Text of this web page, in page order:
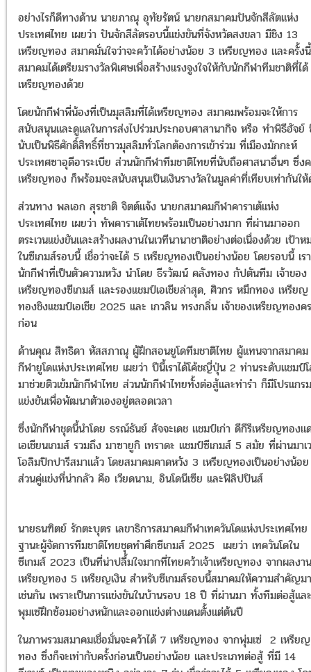
อย่างไรก็ดีทางด้าน นายภาณุ อุทัยรัตน์ นายกสมาคมปันจักสีลัตแห่ง
ประเทศไทย เผยว่า ปันจักสีลัตรอบนี้แข่งขันที่จังหวัดสงขลา มีชิง 13
เหรียญทอง สมาคมั่นใจว่าจะคว้าได้อย่างน้อย 3 เหรียญทอง และครั้งนี้
สมาคมได้เตรียมรางวัลพิเศษเพื่อสร้างแรงจูงใจให้กับนักกีฬาทีมชาติที่ได้
เหรียญทองด้วย
โดยนักกีฬาพี่น้องที่เป็นมุสลิมที่ได้เหรียญทอง สมาคมพร้อมจะให้การ
สนับสนุนและดูแลในการส่งไปร่วมประกอบศาสานากิจ หรือ ทำพิธีฮัจย์
นับเป็นพิธีศักดิ์สิทธิ์ที่ชาวมุสลิมทั่วโลกต้องการเข้าร่วม ที่เมืองมักกะห์
ประเทศซาอุดีอาระเบีย ส่วนนักกีฬาทีมชาติไทยที่นับถือศาสนาอื่นๆ ซึ่ง
เหรียญทอง ก็พร้อมจะสนับสนุนเป็นเงินรางวัลในมูลค่าที่เทียบเท่ากันใ
ส่วนทาง พลเอก สุรชาติ จิตต์แจ้ง นายกสมาคมกีฬาคาราเต้แห่ง
ประเทศไทย เผยว่า ทัพคาราเต้ไทยพร้อมเป็นอย่างมาก ที่ผ่านมาออก
ตระเวนแข่งขันและสร้างผลงานในเวทีนานาชาติอย่างต่อเนื่องด้วย เป้าห
ในซีเกมส์รอบนี้ เชื่อว่าจะได้ 5 เหรียญทองเป็นอย่างน้อย โดยรอบนี้ เร
นักกีฬาที่เป็นตัวความหวัง นำโดย ธีรวัฒน์ คลังทอง กัปตันทีม เจ้าขอ
เหรียญทองซีเกมส์ และรองแชมป์เอเชียล่าสุด, ศิวกร หมึกทอง เหรียญ
ทองชิงแชมป์เอเชีย 2025 และ เกวลิน ทรงกลิ่น เจ้าของเหรียญทองค
ก่อน
ด้านคุณ สิทธิดา หัสสภาณุ ผู้ฝึกสอนยูโดทีมชาติไทย ผู้แทนจากสมาคม
กีฬายูโดแห่งประเทศไทย เผยว่า ปีนี้เราได้โค้ชญี่ปุ่น 2 ท่านระดับแชมป์
มาช่วยติวเข้มนักกีฬาไทย ส่วนนักกีฬาไทยทั้งต่อสู้และท่ารำ ก็มีโปรแกรม
แข่งขันเพื่อพัฒนาตัวเองอยู่ตลอดเวลา
ซึ่งนักกีฬาชุดนี้นำโดย ธรณ์ธันย์ สัจจะเดช แชมป์เก่า ดีกีรีเหรียญทองแ
เอเชียนเกมส์ รวมถึง มาซายูกิ เทราดะ แชมป์ซีเกมส์ 5 สมัย ที่ผ่านมาเ
โอลิมปิกปารีสมาแล้ว โดยสมาคมคาดหวัง 3 เหรียญทองเป็นอย่างน้อย
ส่วนคู่แข่งที่น่ากลัว คือ เวียดนาม, อินโดนีเซีย และฟิลิปปินส์
นายธนฑิตย์ รักตะบุตร เลขาธิการสมาคมกีฬาเทควันโดแห่งประเทศไท
ฐานะผู้จัดการทีมชาติไทยชุดทำศึกซีเกมส์ ​2025 เผยว่า เทควันโดใน
ซีเกมส์ 2023 เป็นที่น่าปลื้มใจมากที่ไทยคว้าเจ้าเหรียญทอง จากผลงา
เหรียญทอง 5 เหรียญเงิน สำหรับซีเกมส์รอบนี้สมาคมให้ความสำคัญม
เช่นกัน เพราะเป็นการแข่งขันในบ้านรอบ 18 ปี ที่ผ่านมา ทั้งทีมต่อสู้แล
พุมเซ่ฝึกซ้อมอย่างหนักและออกแข่งต่างแดนตั้งแต่ต้นปี
ในภาพรวมสมาคมเชื่อมั่นจะคว้าได้ 7 เหรียญทอง จากพุ่มเซ่ 2 เหรียญ
ทอง ซึ่งก็จะเท่ากับครั้งก่อนเป็นอย่างน้อย และประเภทต่อสู้ ที่มี 14